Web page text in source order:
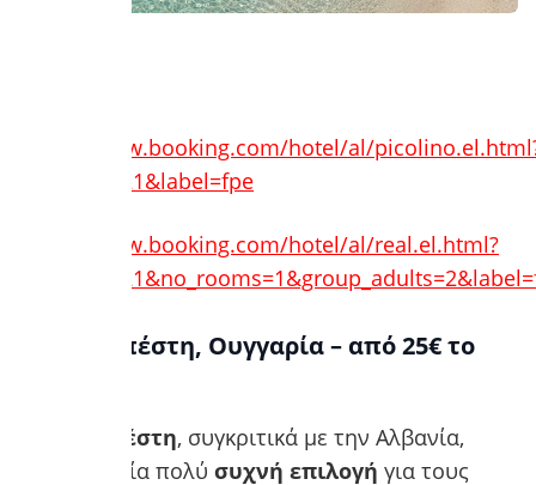
https://www.booking.com/hotel/al/
aid=7932321&label=fpe
https://www.booking.com/hotel/al/real.el.html?
2. Βουδαπέστη, Ουγγαρία – από 25€ το
Βουδαπέστη, συγκριτικά με την Αλβανία,
αποτελεί μία πολύ συχνή επιλογή για τους